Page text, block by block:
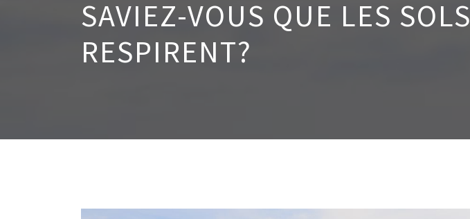
SAVIEZ-VOUS QUE LES SOLS
RESPIRENT?